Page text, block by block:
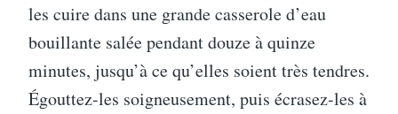
les cuire dans une grande casserole d’eau
bouillante salée pendant douze à quinze
minutes, jusqu’à ce qu’elles soient très tendres.
Égouttez-les soigneusement, puis écrasez-les à